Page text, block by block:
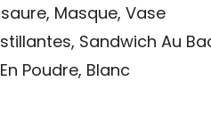
Masque, Vase
Sandwich Au
Poudre, Blanc